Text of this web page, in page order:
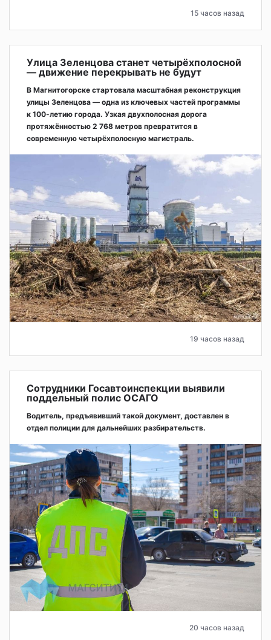
15 часов назад
Улица Зеленцова станет четырёхполосной
— движение перекрывать не будут
В Магнитогорске стартовала масштабная реконструкция
улицы Зеленцова — одна из ключевых частей программы
к 100-летию города. Узкая двухполосная дорога
протяжённостью 2 768 метров превратится в
современную четырёхполосную магистраль.
19 часов назад
Сотрудники Госавтоинспекции выявили
поддельный полис ОСАГО
Водитель, предъявивший такой документ, доставлен в
отдел полиции для дальнейших разбирательств.
20 часов назад